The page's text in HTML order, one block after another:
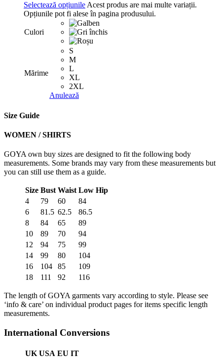
Selectează opțiunile Acest produs are mai multe variații.
Opțiunile pot fi alese în pagina produsului.
Culori
Mărime
S
M
L
XL
2XL
Anulează
Size Guide
WOMEN / SHIRTS
GOYA own buy sizes are designed to fit the following body
measurements. Some brands may vary from these measurements but
you can still use them as a guide.
Size Bust Waist Low Hip
4
79 60
84
6
81.5 62.5
86.5
8
84 65
89
10
89 70
94
12
94 75
99
14
99 80
104
16
104 85
109
18
111 92 116
The length of GOYA garments vary according to style. Please see
‘info & care’ on individual product pages for items specific length
measurements.
International Conversions
UK USA EU IT